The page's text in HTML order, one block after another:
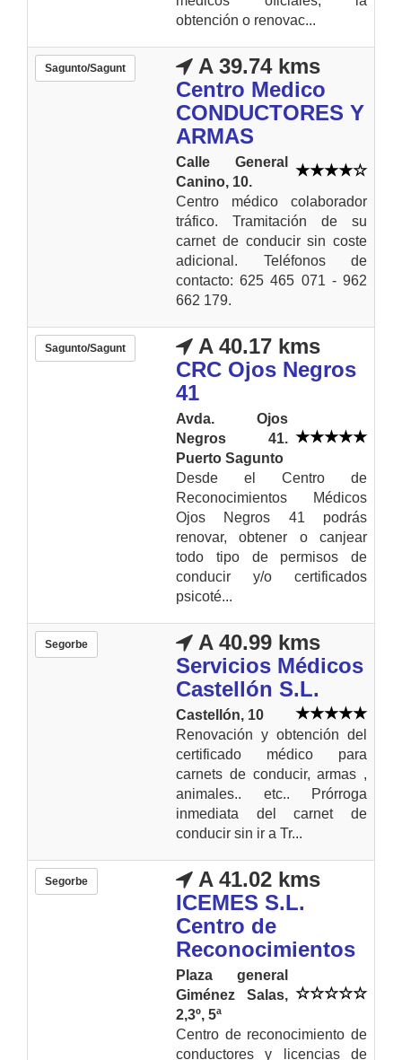
obtención o renovac...
Sagunto/Sagunt
A 39.74 kms
Centro Medico
CONDUCTORES Y
ARMAS
Calle General
Canino, 10.
Centro médico colaborador
tráfico. Tramitación de su
carnet de conducir sin coste
adicional. Teléfonos de
contacto: 625 465 071 - 962
662 179.
Sagunto/Sagunt
A 40.17 kms
CRC Ojos Negros
41
Avda. Ojos
Negros 41.
Puerto Sagunto
Desde el Centro de
Reconocimientos Médicos
Ojos Negros 41 podrás
renovar, obtener o canjear
todo tipo de permisos de
conducir y/o certificados
psicoté...
Segorbe
A 40.99 kms
Servicios Médicos
Castellón S.L.
Castellón, 10
Renovación y obtención del
certificado médico para
carnets de conducir, armas ,
animales.. etc.. Prórroga
inmediata del carnet de
conducir sin ir a Tr...
Segorbe
A 41.02 kms
ICEMES S.L.
Centro de
Reconocimientos
Plaza general
Giménez Salas,
2,3º, 5ª
Centro de reconocimiento de
conductores y licencias de